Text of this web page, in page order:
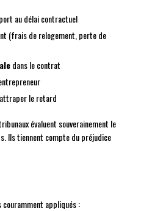
au délai contractuel
(frais de relogement, perte de
dans le contrat
le retard
évaluent souverainement le
Ils tiennent compte du préjudice
couramment appliqués :